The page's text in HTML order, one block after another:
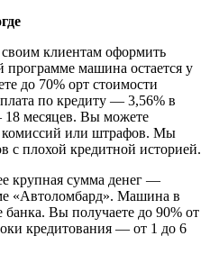
клиентам оформить
машина остается у
до 70% орт стоимости
по кредиту — 3,56% в
месяцев. Вы можете
комиссий или штрафов. Мы
с плохой кредитной историей.
крупная сумма денег —
«Автоломбард». Машина в
банка. Вы получаете до 90% от
кредитования — от 1 до 6